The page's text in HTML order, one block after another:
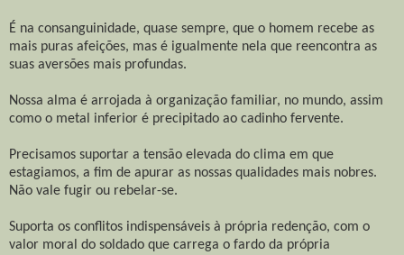
É na consanguinidade, quase sempre, que o homem recebe as
mais puras afeições, mas é igualmente nela que reencontra as
suas aversões mais profundas.
Nossa alma é arrojada à organização familiar, no mundo, assim
como o metal inferior é precipitado ao cadinho fervente.
Precisamos suportar a tensão elevada do clima em que
estagiamos, a fim de apurar as nossas qualidades mais nobres.
Não vale fugir ou rebelar-se.
Suporta os conflitos indispensáveis à própria redenção, com o
valor moral do soldado que carrega o fardo da própria